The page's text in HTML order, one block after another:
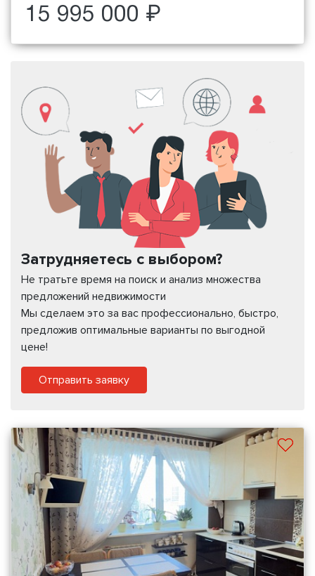
15 995 000 ₽
Затрудняетесь с выбором?
Не тратьте время на поиск и анализ множества
предложений недвижимости
Мы сделаем это за вас профессионально, быстро,
предложив оптимальные варианты по выгодной
цене!
Отправить заявку